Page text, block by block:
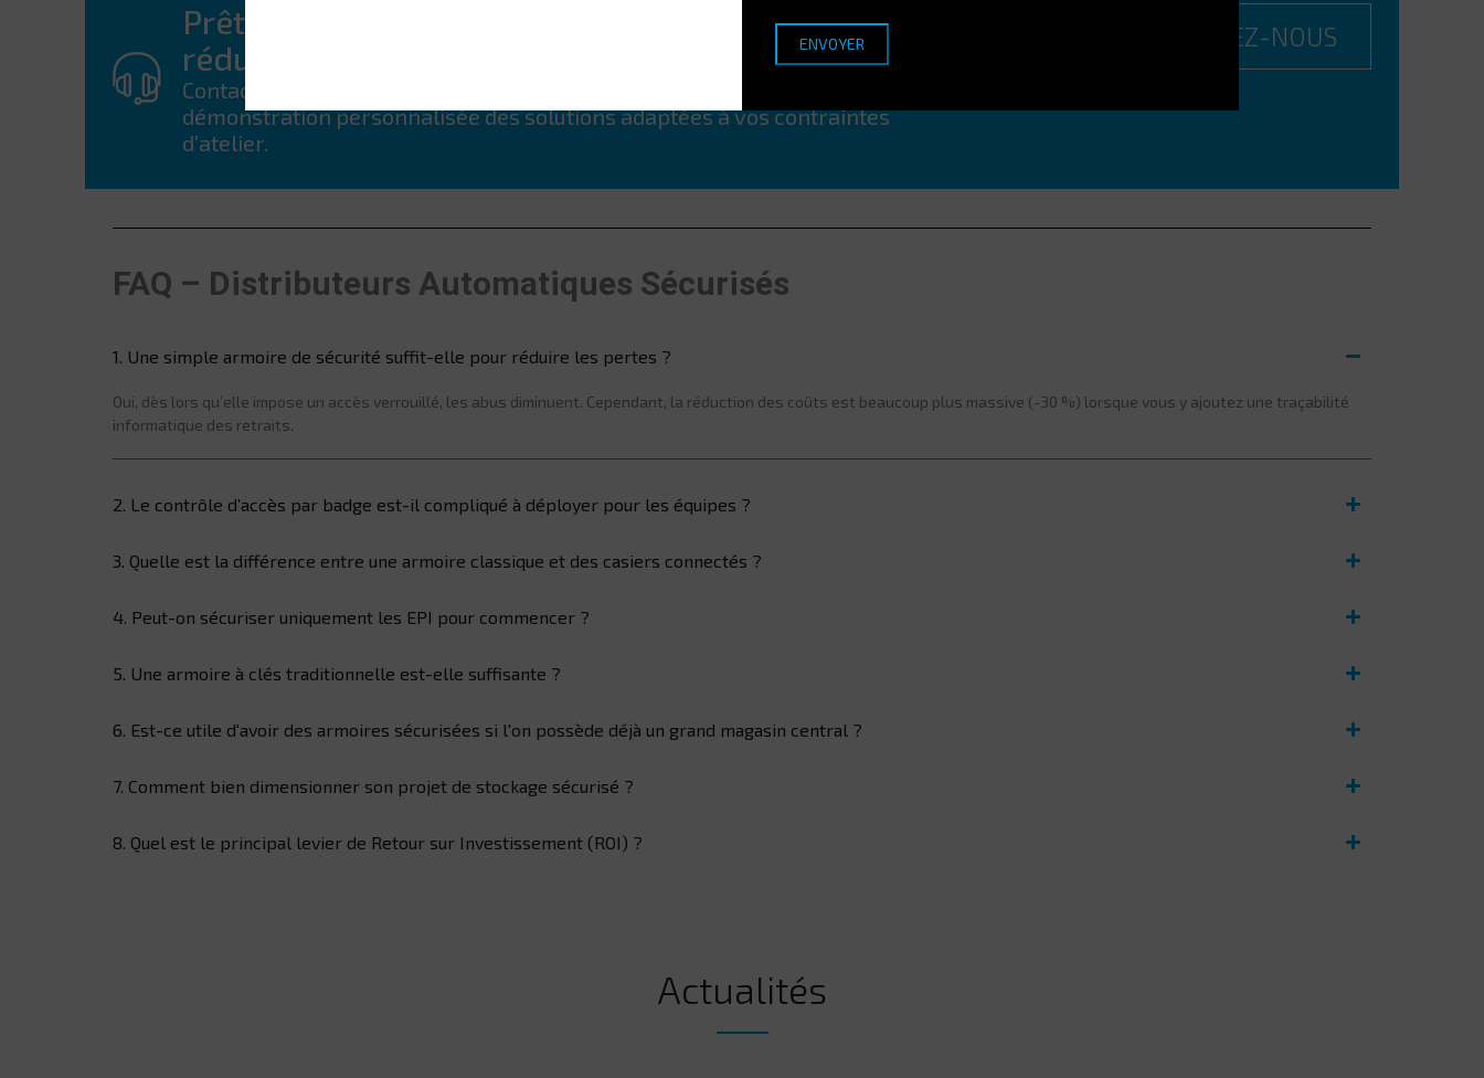
Prêt à mettre fin aux disparitions d'outillage et à
réduire votre budget consommables ?
Contactez nos experts pour obtenir une recommandation ou une
démonstration personnalisée des solutions adaptées à vos contraintes
d'atelier.
CONTACTEZ-NOUS
FAQ – Distributeurs Automatiques Sécurisés
1. Une simple armoire de sécurité suffit-elle pour réduire les pertes ?
Oui, dès lors qu’elle impose un accès verrouillé, les abus diminuent. Cependant, la réduction des coûts est beaucoup plus massive (-30 %) lorsque vous y ajoutez une traçabilité
informatique des retraits.
2. Le contrôle d’accès par badge est-il compliqué à déployer pour les équipes ?
3. Quelle est la différence entre une armoire classique et des casiers connectés ?
4. Peut-on sécuriser uniquement les EPI pour commencer ?
5. Une armoire à clés traditionnelle est-elle suffisante ?
6. Est-ce utile d'avoir des armoires sécurisées si l'on possède déjà un grand magasin central ?
7. Comment bien dimensionner son projet de stockage sécurisé ?
8. Quel est le principal levier de Retour sur Investissement (ROI) ?
Actualités